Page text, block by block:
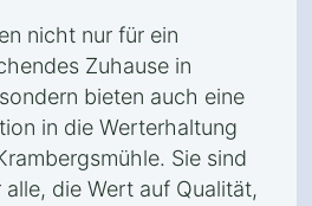
nicht nur für ein
Zuhause in
bieten auch eine
in die Werterhaltung
Sie sind
die Wert auf Qualität,